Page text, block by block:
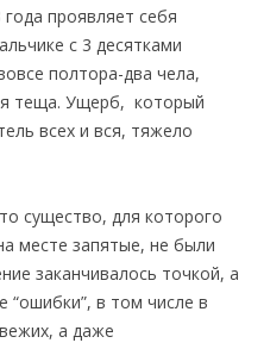
проявляет себя
с 3 десятками
полтора-два чела,
теща. Ущерб, который
всех и вся, тяжело
существо, для которого
месте запятые, не были
заканчивалось точкой, а
в том числе в
а даже